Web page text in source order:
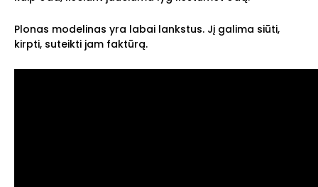
Plonas modelinas yra labai lankstus. Jį galima siūti,
kirpti, suteikti jam faktūrą.